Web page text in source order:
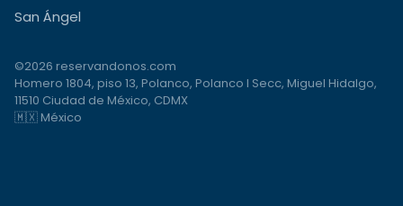
San Ángel
©2026 reservandonos.com
Homero 1804, piso 13, Polanco, Polanco I Secc, Miguel Hidalgo,
11510 Ciudad de México, CDMX
🇲🇽 México